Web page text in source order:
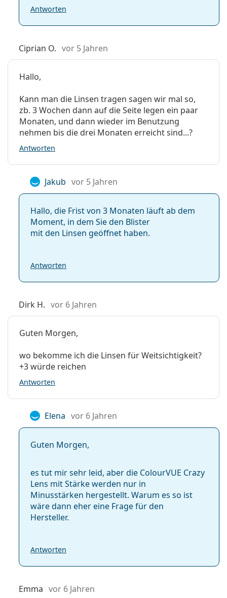
Antworten
Ciprian O. vor 5 Jahren
Hallo,
Kann man die Linsen tragen sagen wir mal so,
zb. 3 Wochen dann auf die Seite legen ein paar
Monaten, und dann wieder im Benutzung
nehmen bis die drei Monaten erreicht sind...?
Antworten
Jakub vor 5 Jahren
Hallo, die Frist von 3 Monaten läuft ab dem
Moment, in dem Sie den Blister
mit den Linsen geöffnet haben.
Antworten
Dirk H. vor 6 Jahren
Guten Morgen,
wo bekomme ich die Linsen für Weitsichtigkeit?
+3 würde reichen
Antworten
Elena vor 6 Jahren
Guten Morgen,
es tut mir sehr leid, aber die ColourVUE Crazy
Lens mit Stärke werden nur in
Minusstärken hergestellt. Warum es so ist
wäre dann eher eine Frage für den
Hersteller.
Antworten
Emma vor 6 Jahren